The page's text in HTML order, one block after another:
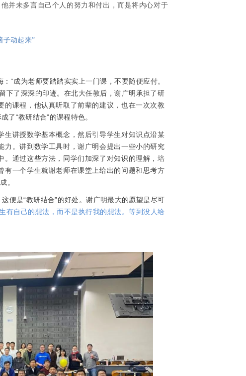
并未多言自己个人的努力和付出，而是将内心对于
子动起来”
“成为老师要踏踏实实上一门课，不要随便应付。
下了深深的印迹。在北大任教后，谢广明承担了研
课程，他认真听取了前辈的建议，也在一次次教
了“教研结合”的课程特色。
讲授数学基本概念，然后引导学生对知识点沿某
。讲到数学工具时，谢广明会提出一些小的研究
通过这些方法，同学们加深了对知识的理解，培
有一个学生就谢老师在课堂上给出的问题和思考方
。
便是“教研结合”的好处 。谢广明最大的愿望是尽可
有自己的想法，而不是执行我的想法。等到没人给